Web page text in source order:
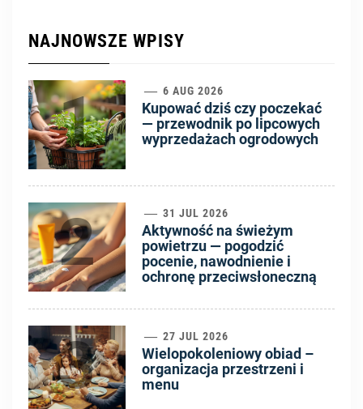
NAJNOWSZE WPISY
1 6 AUG 2026
Kupować dziś czy poczekać
— przewodnik po lipcowych
wyprzedażach ogrodowych
2 31 JUL 2026
Aktywność na świeżym
powietrzu — pogodzić
pocenie, nawodnienie i
ochronę przeciwsłoneczną
3 27 JUL 2026
Wielopokoleniowy obiad –
organizacja przestrzeni i
menu